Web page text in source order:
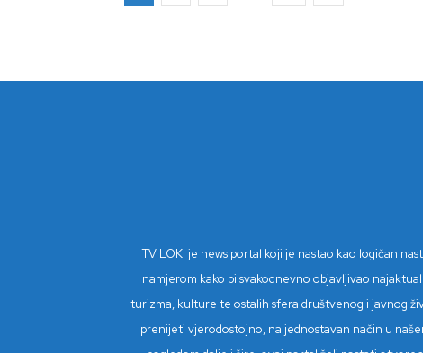
TV LOKI je news portal koji je nastao kao logičan
namjerom kako bi svakodnevno objavljivao
turizma, kulture te ostalih sfera društvenog i javnog
prenijeti vjerodostojno, na jednostavan način u